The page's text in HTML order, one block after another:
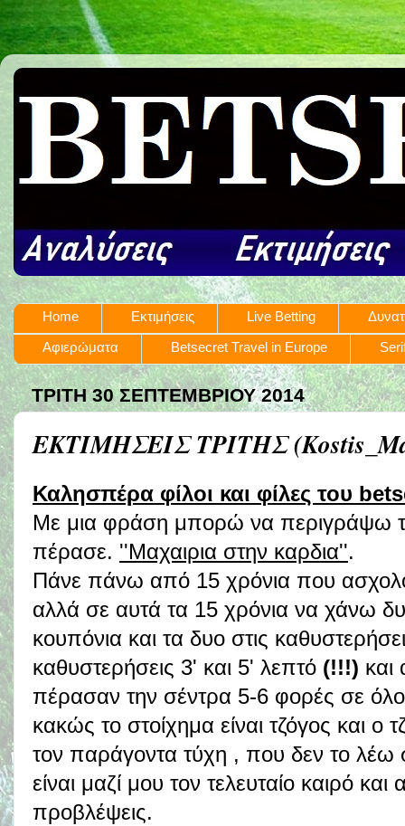
Home Εκτιμήσεις Live Betting
Αφιερώματα
Betsecret Travel in Europe
ΤΡΊΤΗ 30 ΣΕΠΤΕΜΒΡΊΟΥ 2014
ΕΚΤΙΜΗΣΕΙΣ ΤΡΙΤΗΣ
Καλησπέρα φίλοι και φίλες του
Με μια φράση μπορώ να περιγράψω
πέρασε. ''Μαχαιρια στην καρδια''.
Πάνε πάνω από 15 χρόνια που
αλλά σε αυτά τα 15 χρόνια να χάνω
κουπόνια και τα δυο στις
καθυστερήσεις 3' και 5' λεπτό (!!!)
πέρασαν την σέντρα 5-6 φορές σε
κακώς το στοίχημα είναι τζόγος και ο
τον παράγοντα τύχη , που δεν το λέω
είναι μαζί μου τον τελευταίο καιρό και
προβλέψεις.